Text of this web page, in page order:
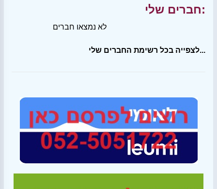
חברים שלי:
לא נמצאו חברים
לצפייה בכל רשימת החברים שלי...